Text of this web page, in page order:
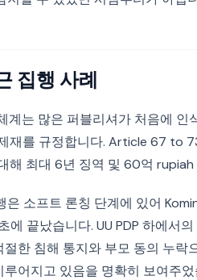
집행 사례
계는 많은 퍼블리셔가 처음에
재를 규정합니다. Article 67 to
해 최대 6년 징역 및 60억
소프트 론칭 단계에 있어
에 끝났습니다. UU PDP 하에서
절한 침해 통지와 부모 동의 누
어지고 있음을 명확히 보여주었